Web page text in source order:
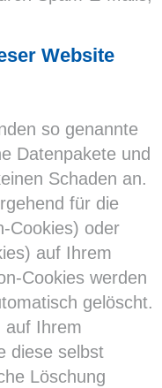
Website
so genannte
Datenpakete und
Schaden an.
für die
Cookies) oder
auf Ihrem
Cookies werden
gelöscht.
auf Ihrem
diese selbst
Löschung